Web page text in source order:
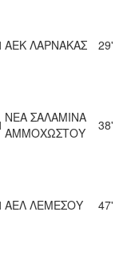
ΑΕΚ ΛΑΡΝΑΚΑΣ 29'
ΝΕΑ ΣΑΛΑΜΙΝΑ
ΑΜΜΟΧΩΣΤΟΥ
38'
ΑΕΛ ΛΕΜΕΣΟΥ 47'